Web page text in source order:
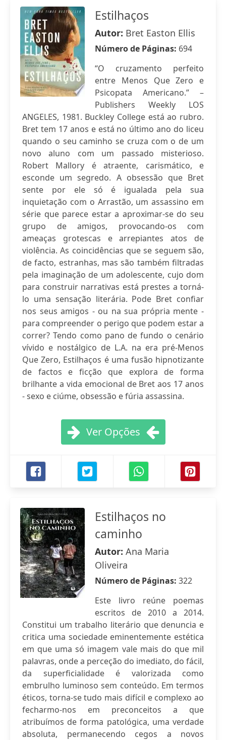
Estilhaços
Autor: Bret Easton Ellis
Número de Páginas: 694
“O cruzamento perfeito
entre Menos Que Zero e
Psicopata Americano.” –
Publishers Weekly LOS
ANGELES, 1981. Buckley College está ao rubro.
Bret tem 17 anos e está no último ano do liceu
quando o seu caminho se cruza com o de um
novo aluno com um passado misterioso.
Robert Mallory é atraente, carismático, e
esconde um segredo. A obsessão que Bret
sente por ele só é igualada pela sua
inquietação com o Arrastão, um assassino em
série que parece estar a aproximar-se do seu
grupo de amigos, provocando-os com
ameaças grotescas e arrepiantes atos de
violência. As coincidências que se seguem são,
de facto, estranhas, mas são também filtradas
pela imaginação de um adolescente, cujo dom
para construir narrativas está prestes a torná-
lo uma sensação literária. Pode Bret confiar
nos seus amigos - ou na sua própria mente -
para compreender o perigo que podem estar a
correr? Tendo como pano de fundo o cenário
vívido e nostálgico de L.A. na era pré-Menos
Que Zero, Estilhaços é uma fusão hipnotizante
de factos e ficção que explora de forma
brilhante a vida emocional de Bret aos 17 anos
- sexo e ciúme, obsessão e fúria assassina.
Ver Opções
Estilhaços no
caminho
Autor: Ana Maria
Oliveira
Número de Páginas: 322
Este livro reúne poemas
escritos de 2010 a 2014.
Constitui um trabalho literário que denuncia e
critica uma sociedade eminentemente estética
em que uma só imagem vale mais do que mil
palavras, onde a perceção do imediato, do fácil,
da superficialidade é valorizada como
embrulho luminoso sem conteúdo. Em termos
éticos, torna-se tudo mais difícil e complexo ao
fecharmo-nos em preconceitos a que
atribuímos de forma patológica, uma verdade
absoluta, permanecendo cegos a novos